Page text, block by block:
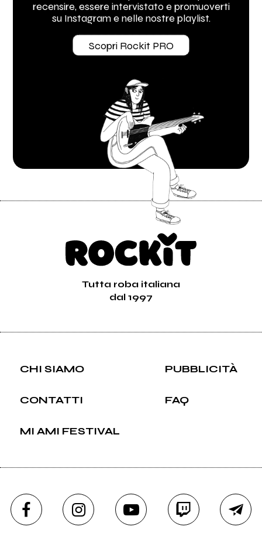
recensire, essere intervistato e promuoverti
su Instagram e nelle nostre playlist.
Scopri Rockit PRO
Tutta roba italiana
dal 1997
CHI SIAMO PUBBLICITÀ
CONTATTI FAQ
MI AMI FESTIVAL